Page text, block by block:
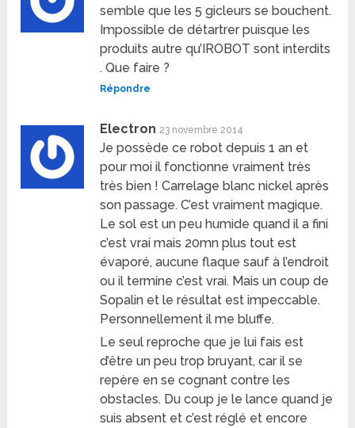
semble que les 5 gicleurs se bouchent.
Impossible de détartrer puisque les
produits autre qu’IROBOT sont interdits
. Que faire ?
Répondre
Electron 23 novembre 2014
Je possède ce robot depuis 1 an et
pour moi il fonctionne vraiment très
très bien ! Carrelage blanc nickel après
son passage. C’est vraiment magique.
Le sol est un peu humide quand il a fini
c’est vrai mais 20mn plus tout est
évaporé, aucune flaque sauf à l’endroit
ou il termine c’est vrai. Mais un coup de
Sopalin et le résultat est impeccable.
Personnellement il me bluffe.
Le seul reproche que je lui fais est
d’être un peu trop bruyant, car il se
repère en se cognant contre les
obstacles. Du coup je le lance quand je
suis absent et c’est réglé et encore